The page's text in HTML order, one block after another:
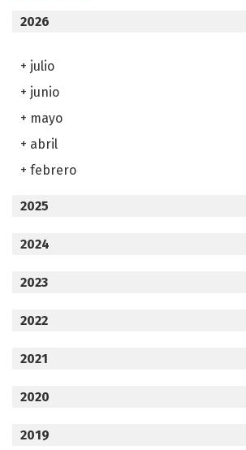
2026
+ julio
+ junio
+ mayo
+ abril
+ febrero
2025
2024
2023
2022
2021
2020
2019